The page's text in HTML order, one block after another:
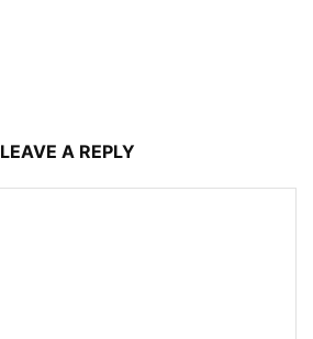
LEAVE A REPLY